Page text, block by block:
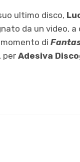
ultimo disco,
da un video,
di
per Adesiva